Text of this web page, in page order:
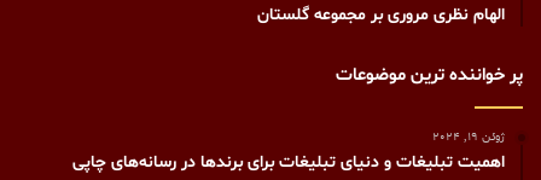
الهام نظری مروری بر مجموعه گلستان
پر خواننده ترین موضوعات
ژوئن 19, 2024
اهمیت تبلیغات و دنیای تبلیغات برای برندها در رسانه‌های چاپی